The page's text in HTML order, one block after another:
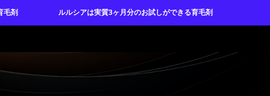
ルルシアは実質3ヶ月分のお試しができる育毛剤
ムームードメイン・
を自由自在にコントロ